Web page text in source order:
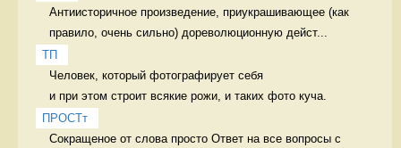
Антиисторичное произведение, приукрашивающее (как
правило, очень сильно) дореволюционную дейст...
ТП
Человек, который фотографирует себя
и при этом строит всякие рожи, и таких фото куча.
ПРОСТт
Сокращеное от слова просто Ответ на все вопросы с